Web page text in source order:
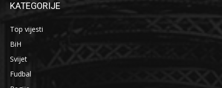
KATEGORIJE
Top vijesti
BiH
Svijet
Fudbal